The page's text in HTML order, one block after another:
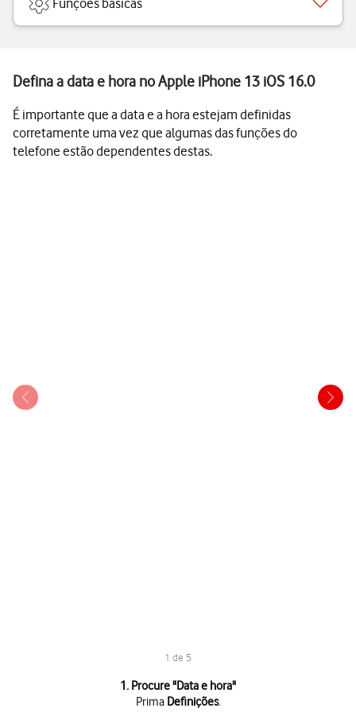
Funções básicas
Defina a data e hora no Apple iPhone 13 iOS 16.0
É importante que a data e a hora estejam definidas
corretamente uma vez que algumas das funções do
telefone estão dependentes destas.
1 de 5
1. Procure "Data e hora"
Prima Definições.